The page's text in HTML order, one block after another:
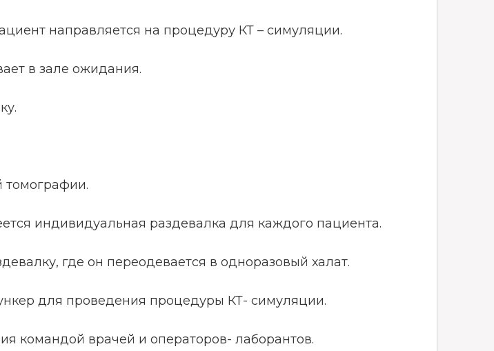
направляется на процедуру КТ – симуляции.
в зале ожидания.
томографии.
индивидуальная раздевалка для каждого пациента.
где он переодевается в одноразовый халат.
для проведения процедуры КТ- симуляции.
командой врачей и операторов- лаборантов.